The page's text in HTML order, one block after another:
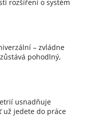
rozšíření o systém
– zvládne
pohodlný,
usnadňuje
už jedete do práce